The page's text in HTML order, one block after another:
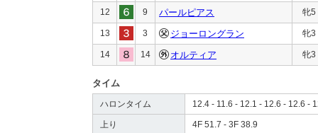
12 9 パールピアス 牝5
13 3 ジョーロングラン 牝3
14 14 オルティア 牝3
タイム
ハロンタイム 12.4 - 11.6 - 12.1 - 12.6 - 12.6 -
上り 4F 51.7 - 3F 38.9